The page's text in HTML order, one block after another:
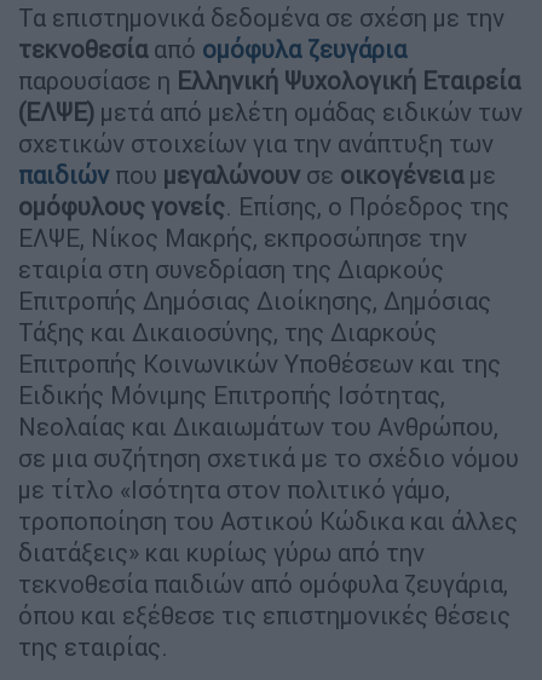
Τα επιστημονικά δεδομένα σε σχέση με την
τεκνοθεσίααπό ομόφυλα ζευγάρια
παρουσίασε η Ελληνική Ψυχολογική Εταιρεία
(ΕΛΨΕ) μετά από μελέτη ομάδας ειδικών των
σχετικών στοιχείων για την ανάπτυξη των
παιδιών που μεγαλώνουν σε οικογένειαμε
ομόφυλους γονείς. Επίσης, ο Πρόεδρος της
ΕΛΨΕ, Νίκος Μακρής, εκπροσώπησε την
εταιρία στη συνεδρίαση της Διαρκούς
Επιτροπής Δημόσιας Διοίκησης, Δημόσιας
Τάξης και Δικαιοσύνης, της Διαρκούς
Επιτροπής Κοινωνικών Υποθέσεων και της
Ειδικής Μόνιμης Επιτροπής Ισότητας,
Νεολαίας και Δικαιωμάτων του Ανθρώπου,
σε μια συζήτηση σχετικά με το σχέδιο νόμου
με τίτλο «Ισότητα στον πολιτικό γάμο,
τροποποίηση του Αστικού Κώδικα και άλλες
διατάξεις» και κυρίως γύρω από την
τεκνοθεσία παιδιών από ομόφυλα ζευγάρια,
όπου και εξέθεσε τις επιστημονικές θέσεις
της εταιρίας.